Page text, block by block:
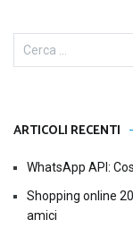
per:
ARTICOLI RECENTI
WhatsApp API:
Shopping online
amici